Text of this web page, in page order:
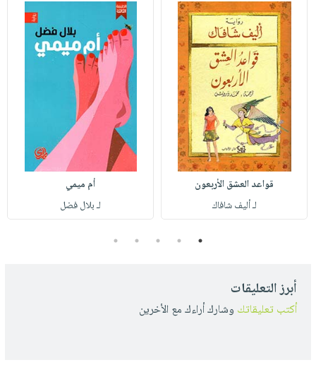
قواعد العشق الأربعون
لـ أليف شافاك
أم ميمي
لـ بلال فضل
1
2
3
4
5
أبرز التعليقات
أكتب تعليقاتك وشارك أراءك مع الأخرين